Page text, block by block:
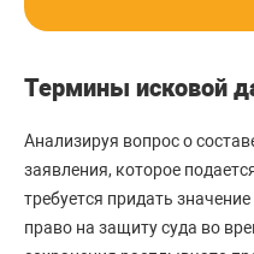
Термины исковой
Анализируя вопрос о
заявления, которое
требуется придать
право на защиту суда во